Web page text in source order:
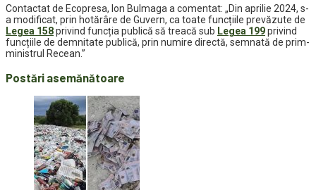
Contactat de Ecopresa, Ion Bulmaga a comentat: „Din aprilie 2024, s-
a modificat, prin hotărâre de Guvern, ca toate funcțiile prevăzute de
Legea 158privind funcția publică să treacă sub Legea 199privind
funcțiile de demnitate publică, prin numire directă, semnată de prim-
ministrul Recean.”
Postări asemănătoare